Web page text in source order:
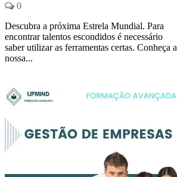
0
Descubra a próxima Estrela Mundial. Para
encontrar talentos escondidos é necessário
saber utilizar as ferramentas certas. Conheça a
nossa...